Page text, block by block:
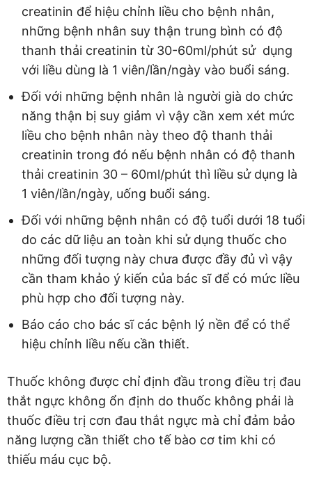
creatinin để hiệu chỉnh liều cho bệnh nhân,
những bệnh nhân suy thận trung bình có độ
thanh thải creatinin từ 30-60ml/phút sử dụng
với liều dùng là 1 viên/lần/ngày vào buổi sáng.
Đối với những bệnh nhân là người già do chức
năng thận bị suy giảm vì vậy cần xem xét mức
liều cho bệnh nhân này theo độ thanh thải
creatinin trong đó nếu bệnh nhân có độ thanh
thải creatinin 30 – 60ml/phút thì liều sử dụng là
1 viên/lần/ngày, uống buổi sáng.
Đối với những bệnh nhân có độ tuổi dưới 18 tuổi
do các dữ liệu an toàn khi sử dụng thuốc cho
những đối tượng này chưa được đầy đủ vì vậy
cần tham khảo ý kiến của bác sĩ để có mức liều
phù hợp cho đối tượng này.
Báo cáo cho bác sĩ các bệnh lý nền để có thể
hiệu chỉnh liều nếu cần thiết.
Thuốc không được chỉ định đầu trong điều trị đau
thắt ngực không ổn định do thuốc không phải là
thuốc điều trị cơn đau thắt ngực mà chỉ đảm bảo
năng lượng cần thiết cho tế bào cơ tim khi có
thiếu máu cục bộ.